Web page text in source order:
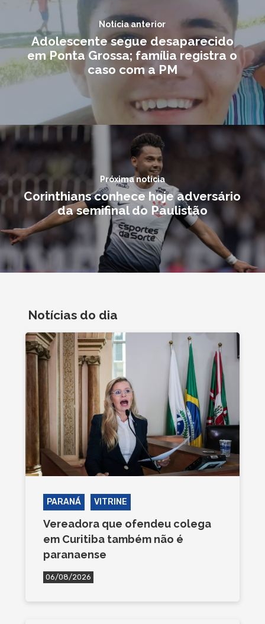
Notícia anterior
Adolescente segue desaparecido
em Ponta Grossa; família registra o
caso com a PM
Próxima notícia
Corinthians conhece hoje adversário
da semifinal do Paulistão
Notícias do dia
PARANÁ VITRINE
Vereadora que ofendeu colega
em Curitiba também não é
paranaense
06/08/2026